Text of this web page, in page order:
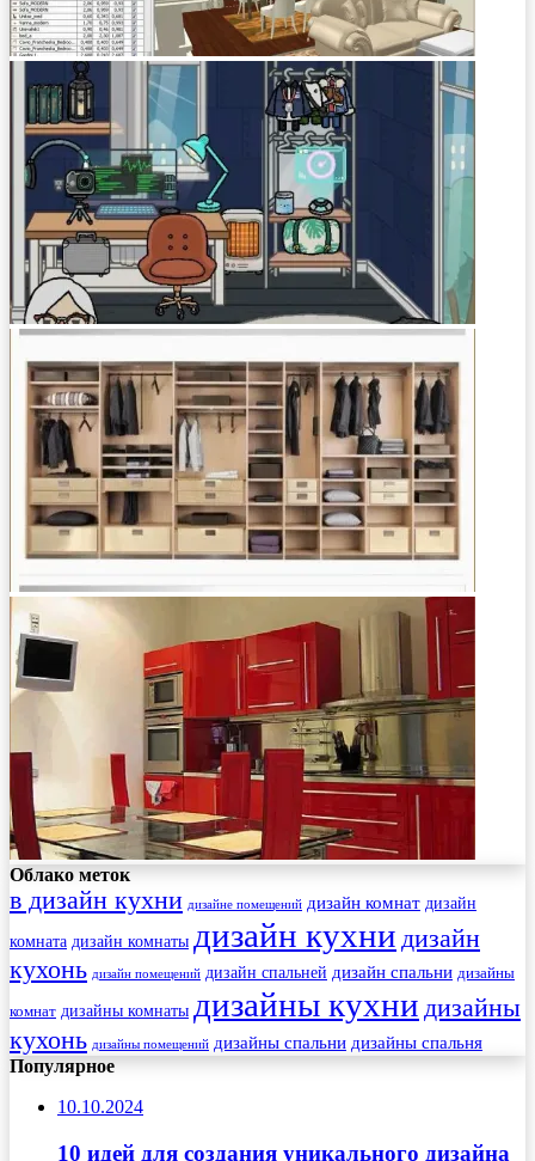
Облако меток
в дизайн кухни дизайне помещений дизайн комнат дизайн
комната дизайн комнаты дизайн кухни дизайн
кухонь дизайн помещений дизайн спальней дизайн спальни дизайны
комнат дизайны комнаты дизайны кухни дизайны
кухонь дизайны помещений дизайны спальни дизайны спальня
Популярное
10.10.2024
10 идей для создания уникального дизайна